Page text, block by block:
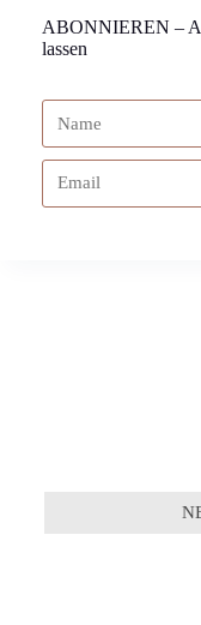
ABONNIEREN –
lassen